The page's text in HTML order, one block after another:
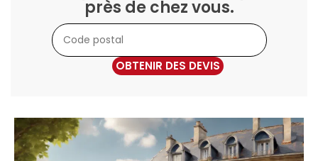
près de chez vous.
OBTENIR DES DEVIS